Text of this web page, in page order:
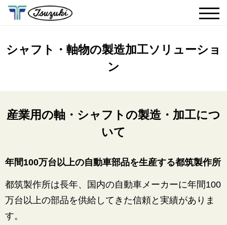
シャフト・軸物の製造加工ソリューショ
ン
産業用の軸・シャフトの製造・加工につ
いて
年間100万台以上の自動車部品を生産する都筑製作所
都筑製作所は長年、国内の自動車メーカーに年間100
万台以上の部品を供給してきた信頼と実績がありま
す。